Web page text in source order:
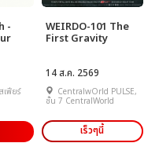
-
เฟียร์
WEIRDO-101 The
First Gravity
14 ส.ค. 2569
CentralwOrld PULSE,
ชั้น 7 CentralWorld
เร็วๆนี้